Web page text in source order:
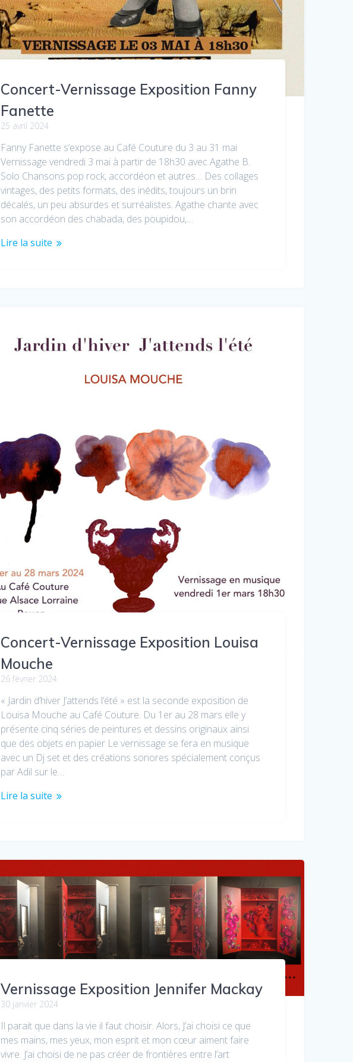
Concert-Vernissage Exposition Fanny
Fanette
25 avril 2024
Fanny Fanette s’expose au Café Couture du 3 au 31 mai
Vernissage vendredi 3 mai à partir de 18h30 avec Agathe B.
Solo Chansons pop rock, accordéon et autres… Des collages
vintages, des petits formats, des inédits, toujours un brin
décalés, un peu absurdes et surréalistes. Agathe chante avec
son accordéon des chabada, des poupidou,…
Lire la suite
Concert-Vernissage Exposition Louisa
Mouche
26 février 2024
« Jardin d’hiver J’attends l’été » est la seconde exposition de
Louisa Mouche au Café Couture. Du 1er au 28 mars elle y
présente cinq séries de peintures et dessins originaux ainsi
que des objets en papier Le vernissage se fera en musique
avec un Dj set et des créations sonores spécialement conçus
par Adil sur le…
Lire la suite
Vernissage Exposition Jennifer Mackay
30 janvier 2024
Il parait que dans la vie il faut choisir. Alors, J’ai choisi ce que
mes mains, mes yeux, mon esprit et mon cœur aiment faire
vivre. J’ai choisi de ne pas créer de frontières entre l’art